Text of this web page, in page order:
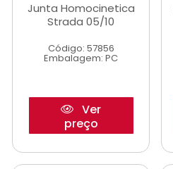
Junta Homocinetica
Strada 05/10
Código: 57856
Embalagem: PC
Ver
preço